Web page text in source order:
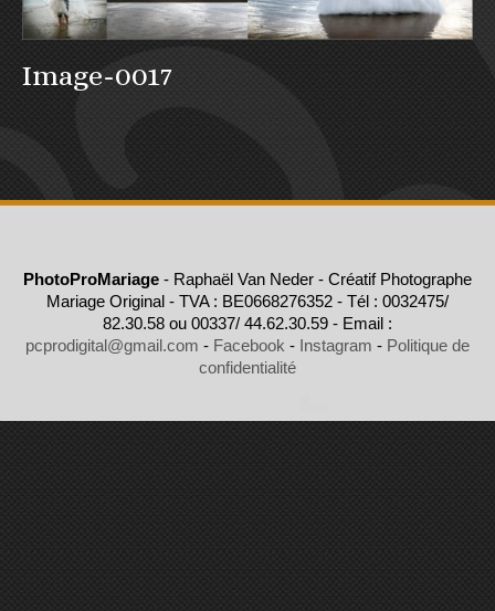
Image-0017
PhotoProMariage - Raphaël Van Neder - Créatif Photographe
Mariage Original - TVA : BE0668276352 - Tél : 0032475/
82.30.58 ou 00337/ 44.62.30.59 - Email :
pcprodigital@gmail.com - Facebook - Instagram - Politique de
confidentialité